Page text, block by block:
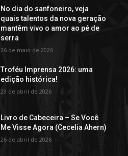
No dia do sanfoneiro, veja
quais talentos da nova geração
mantêm vivo o amor ao pé de
serra
26 de maio de 2026
Troféu Imprensa 2026: uma
edição histórica!
29 de abril de 2026
Livro de Cabeceira – Se Você
Me Visse Agora (Cecelia Ahern)
26 de abril de 2026